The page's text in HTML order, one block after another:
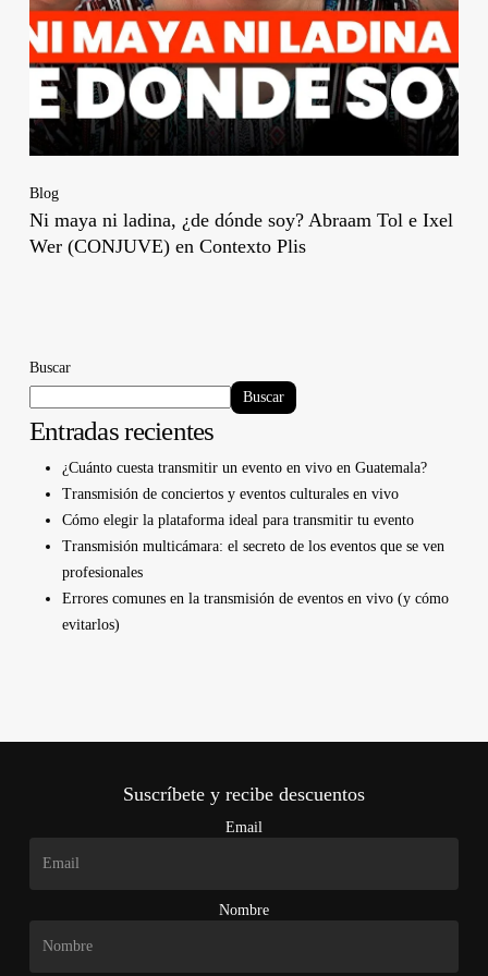
Blog
Ni maya ni ladina, ¿de dónde soy? Abraam Tol e Ixel
Wer (CONJUVE) en Contexto Plis
Buscar
Buscar
Entradas recientes
¿Cuánto cuesta transmitir un evento en vivo en Guatemala?
Transmisión de conciertos y eventos culturales en vivo
Cómo elegir la plataforma ideal para transmitir tu evento
Transmisión multicámara: el secreto de los eventos que se ven
profesionales
Errores comunes en la transmisión de eventos en vivo (y cómo
evitarlos)
Suscríbete y recibe descuentos
Email
Nombre